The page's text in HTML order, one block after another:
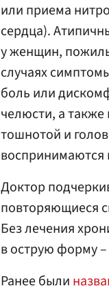
или приема
сердца).
у женщин,
случаях
боль или
челюсти, а
тошнотой и
воспринимаются
Доктор
повторяющиеся
Без лечения
в острую форму
Ранее были